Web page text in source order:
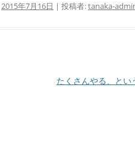
2015年7月16日 | 投稿者:tanaka-
たくさんやる、と